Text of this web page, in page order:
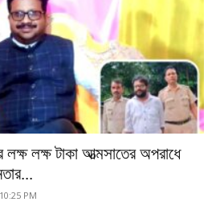
লক্ষ টাকা আত্মসাতের অপরাধে
PM